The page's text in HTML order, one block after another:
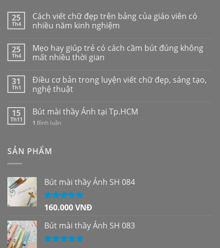
25
Th4
Cách viết chữ đẹp trên bảng của giáo viên có
nhiều năm kinh nghiệm
25
Th4
Mẹo hay giúp trẻ có cách cầm bút đúng không
mất nhiều thời gian
31
Th1
Điều cơ bản trong luyện viết chữ đẹp, sáng tạo,
nghệ thuật
15
Th11
Bút mài thầy Ánh tại Tp.HCM
1 Bình luận
SẢN PHẨM
Bút mài thầy Ánh SH 084
Được xếp
sao
160.000VNĐ
Bút mài thầy Ánh SH 083